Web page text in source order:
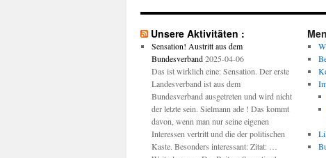
Unsere Aktivitäten :
Sensation! Austritt aus dem
Bundesverband 2025-04-06
Das ist wirklich eine: Sensation. Der erste
Landesverband ist aus dem
Bundesverband ausgetreten und wird nicht
der letzte sein. Sielmann ade ! Das kommt
davon, wenn man nur seine eigenen
Interessen vertritt und die der politischen
Kaste. Besonders interessant: Zitat: …